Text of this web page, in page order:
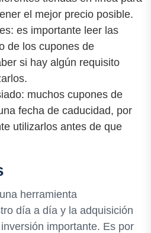
el mejor precio posible.
es importante leer las
de los cupones de
si hay algún requisito
muchos cupones de
fecha de caducidad, por
utilizarlos antes de que
herramienta
día a día y la adquisición
importante. Es por